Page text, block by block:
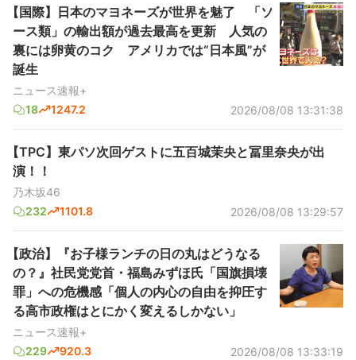
【国際】日本のマヨネーズが世界を魅了 「ソ
ース類」の輸出額が過去最高を更新 人気の
裏には卵黄のコク アメリカでは“日本風”が
誕生
ニュース速報+
18
1247.2 2026/08/08 13:31:38
【TPC】東パソ次回ゲストに五百城茉央と冨里奈央が出
演！！
乃木坂46
232
1101.8 2026/08/08 13:29:57
【政治】『お子様ランチの日の丸はどうなる
の？』社民党党首・福島みずほ氏「国旗損壊
罪」への危機感「個人の内心の自由を抑圧す
る高市政権はとにかく変えるしかない」
ニュース速報+
229
920.3 2026/08/08 13:33:19